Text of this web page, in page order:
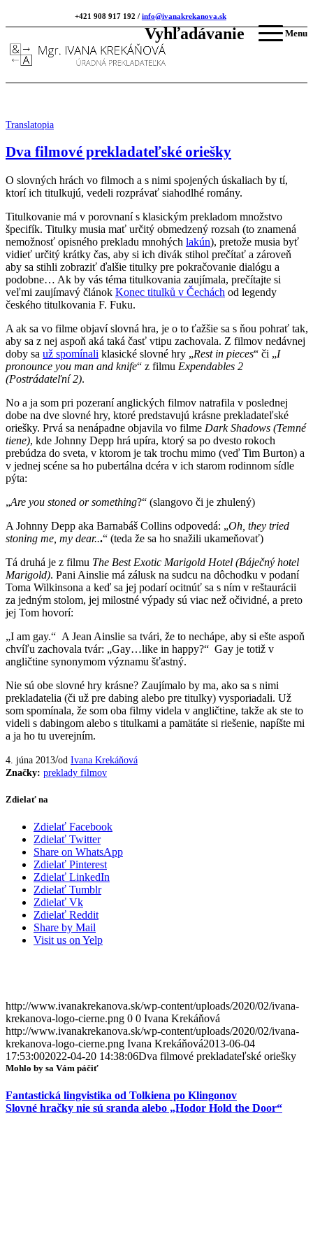
+421 908 917 192 / info@ivanakrekanova.sk
Vyhľadávanie Menu
Translatopia
Dva filmové prekladateľské oriešky
O slovných hrách vo filmoch a s nimi spojených úskaliach by tí,
ktorí ich titulkujú, vedeli rozprávať siahodlhé romány.
Titulkovanie má v porovnaní s klasickým prekladom množstvo
špecifík. Titulky musia mať určitý obmedzený rozsah (to znamená
nemožnosť opisného prekladu mnohých lakún), pretože musia byť
vidieť určitý krátky čas, aby si ich divák stihol prečítať a zároveň
aby sa stihli zobraziť ďalšie titulky pre pokračovanie dialógu a
podobne… Ak by vás téma titulkovania zaujímala, prečítajte si
veľmi zaujímavý článok Konec titulků v Čechách od legendy
českého titulkovania F. Fuku.
A ak sa vo filme objaví slovná hra, je o to ťažšie sa s ňou pohrať tak,
aby sa z nej aspoň aká taká časť vtipu zachovala. Z filmov nedávnej
doby sa už spomínali klasické slovné hry „Rest in pieces“ či „I
pronounce you man and knife“ z filmu Expendables 2
(Postrádateľní 2).
No a ja som pri pozeraní anglických filmov natrafila v poslednej
dobe na dve slovné hry, ktoré predstavujú krásne prekladateľské
oriešky. Prvá sa nenápadne objavila vo filme Dark Shadows (Temné
tiene), kde Johnny Depp hrá upíra, ktorý sa po dvesto rokoch
prebúdza do sveta, v ktorom je tak trochu mimo (veď Tim Burton) a
v jednej scéne sa ho pubertálna dcéra v ich starom rodinnom sídle
pýta:
„Are you stoned or something?“ (slangovo či je zhulený)
A Johnny Depp aka Barnabáš Collins odpovedá: „Oh, they tried
stoning me, my dear...“ (teda že sa ho snažili ukameňovať)
Tá druhá je z filmu The Best Exotic Marigold Hotel (Báječný hotel
Marigold). Pani Ainslie má zálusk na sudcu na dôchodku v podaní
Toma Wilkinsona a keď sa jej podarí ocitnúť sa s ním v reštaurácii
za jedným stolom, jej milostné výpady sú viac než očividné, a preto
jej Tom hovorí:
„I am gay.“ A Jean Ainslie sa tvári, že to nechápe, aby si ešte aspoň
chvíľu zachovala tvár: „Gay…like in happy?“ Gay je totiž v
angličtine synonymom významu šťastný.
Nie sú obe slovné hry krásne? Zaujímalo by ma, ako sa s nimi
prekladatelia (či už pre dabing alebo pre titulky) vysporiadali. Už
som spomínala, že som oba filmy videla v angličtine, takže ak ste to
videli s dabingom alebo s titulkami a pamätáte si riešenie, napíšte mi
a ja ho tu uverejním.
4. júna 2013/od Ivana Krekáňová
Značky: preklady filmov
Zdielať na
Zdielať Facebook
Zdielať Twitter
Share on WhatsApp
Zdielať Pinterest
Zdielať LinkedIn
Zdielať Tumblr
Zdielať Vk
Zdielať Reddit
Share by Mail
Visit us on Yelp
http://www.ivanakrekanova.sk/wp-content/uploads/2020/02/ivana-
krekanova-logo-cierne.png 0 0 Ivana Krekáňová
http://www.ivanakrekanova.sk/wp-content/uploads/2020/02/ivana-
krekanova-logo-cierne.png Ivana Krekáňová2013-06-04
17:53:002022-04-20 14:38:06Dva filmové prekladateľské oriešky
Mohlo by sa Vám páčiť
Fantastická lingvistika od Tolkiena po Klingonov
Slovné hračky nie sú sranda alebo „Hodor Hold the Door“